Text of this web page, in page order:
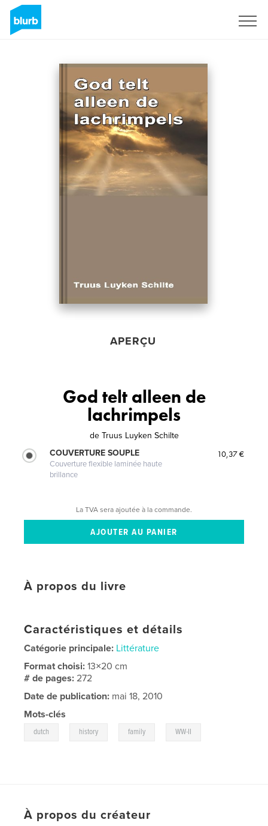
APERÇU
God telt alleen de
lachrimpels
de Truus Luyken Schilte
COUVERTURE SOUPLE
Couverture flexible laminée haute
brillance
10,37 €
La TVA sera ajoutée à la commande.
À propos du livre
Caractéristiques et détails
Catégorie principale: Littérature
Format choisi:13×20 cm
# de pages:272
Date de publication: mai 18, 2010
Mots-clés
dutch history family WW-II
À propos du créateur